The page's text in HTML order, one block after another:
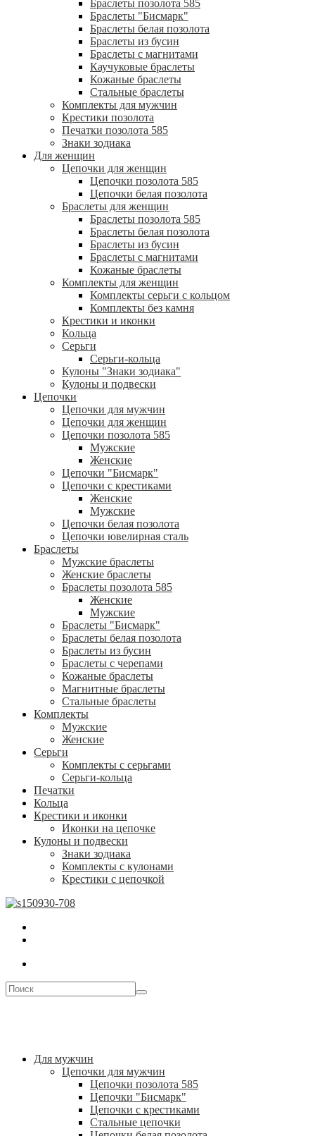
Браслеты позолота 585
Браслеты "Бисмарк"
Браслеты белая позолота
Браслеты из бусин
Браслеты с магнитами
Каучуковые браслеты
Кожаные браслеты
Стальные браслеты
Комплекты для мужчин
Крестики позолота
Печатки позолота 585
Знаки зодиака
Для женщин
Цепочки для женщин
Цепочки позолота 585
Цепочки белая позолота
Браслеты для женщин
Браслеты позолота 585
Браслеты белая позолота
Браслеты из бусин
Браслеты с магнитами
Кожаные браслеты
Комплекты для женщин
Комплекты серьги с кольцом
Комплекты без камня
Крестики и иконки
Кольца
Серьги
Серьги-кольца
Кулоны "Знаки зодиака"
Кулоны и подвески
Цепочки
Цепочки для мужчин
Цепочки для женщин
Цепочки позолота 585
Мужские
Женские
Цепочки "Бисмарк"
Цепочки с крестиками
Женские
Мужские
Цепочки белая позолота
Цепочки ювелирная сталь
Браслеты
Мужские браслеты
Женские браслеты
Браслеты позолота 585
Женские
Мужские
Браслеты "Бисмарк"
Браслеты белая позолота
Браслеты из бусин
Браслеты с черепами
Кожаные браслеты
Магнитные браслеты
Стальные браслеты
Комплекты
Мужские
Женские
Серьги
Комплекты с серьгами
Серьги-кольца
Печатки
Кольца
Крестики и иконки
Иконки на цепочке
Кулоны и подвески
Знаки зодиака
Комплекты с кулонами
Крестики с цепочкой
Для мужчин
Цепочки для мужчин
Цепочки позолота 585
Цепочки "Бисмарк"
Цепочки с крестиками
Стальные цепочки